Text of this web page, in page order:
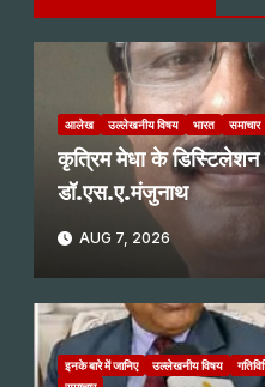
आलेख उल्लेखनीय विषय भारत समाचार
कृत्रिम मेधा के
डॉ.एस.ए.मंजुनाथ
AUG 7, 2026
इनके बारे में जानिए उल्लेखनीय विषय